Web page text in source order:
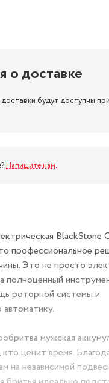
о доставке
будут доступны
Напишите нам.
BlackStone
профессиональное
Это не просто
полноценный
роторной системы и
мужская
ценит время.
на независимой